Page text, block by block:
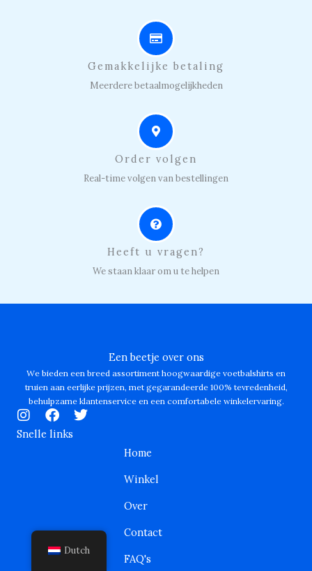
Gemakkelijke betaling
Meerdere betaalmogelijkheden
Order volgen
Real-time volgen van bestellingen
Heeft u vragen?
We staan klaar om u te helpen
Een beetje over ons
We bieden een breed assortiment hoogwaardige voetbalshirts en
truien aan eerlijke prijzen, met gegarandeerde 100% tevredenheid,
behulpzame klantenservice en een comfortabele winkelervaring.
I
n
s
m
F
a
c
T
Snelle links
Home
Winkel
Over
Contact
FAQ's
Dutch